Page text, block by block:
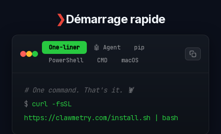
❯Démarrage rapide
One-liner 🤖 Agent
pip
PowerShell
CMD macOS
# One command. That's it. 🦞
$ curl -fsSL
https://clawmetry.com/install.sh | bash